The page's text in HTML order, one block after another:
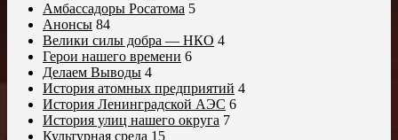
Амбассадоры Росатома 5
Анонсы 84
Велики силы добра — НКО 4
Герои нашего времени 6
Делаем Выводы 4
История атомных предприятий 4
История Ленинградской АЭС 6
История улиц нашего округа 7
Культурная среда 15